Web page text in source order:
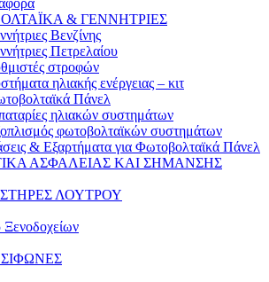
& ΓΕΝΝΗΤΡΙΕΣ
Βενζίνης
Πετρελαίου
στροφών
ηλιακής ενέργειας – κιτ
Πάνελ
ηλιακών συστημάτων
φωτοβολταϊκών συστημάτων
& Εξαρτήματα για Φωτοβολταϊκά Πάνελ
ΑΣΦΑΛΕΙΑΣ ΚΑΙ ΣΗΜΑΝΣΗΣ
ΛΟΥΤΡΟΥ